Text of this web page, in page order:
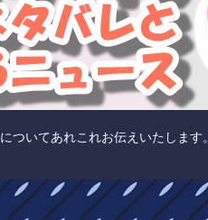
ついてあれこれお伝えいたしま